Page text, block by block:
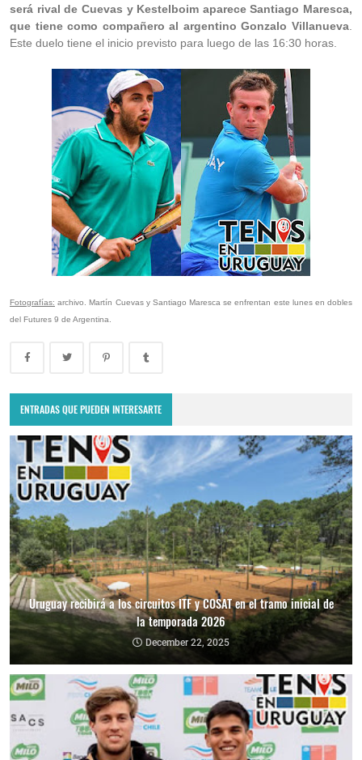
será rival de Cuevas y Kestelboim aparece Santiago Maresca,
que tiene como compañero al argentino Gonzalo Villanueva
Este duelo tiene el inicio previsto para luego de las 16:30 horas.
Fotografías: archivo. Martín Cuevas y Santiago Maresca se enfrentan este lunes en dobles
del Futures 9 de Argentina.
ENTRADAS QUE PUEDEN INTERESARTE
Uruguay recibirá a los circuitos ITF y COSAT en el tramo inicial de
la temporada 2026
December 22, 2025